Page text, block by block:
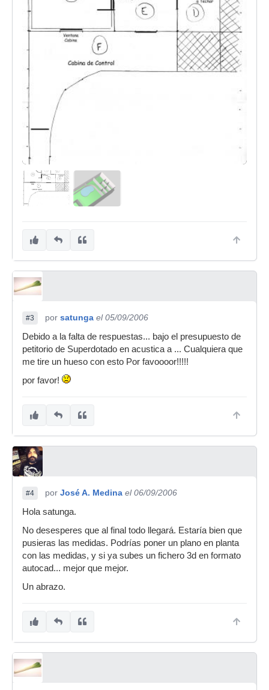
#3 por satunga el 05/09/2006
Debido a la falta de respuestas... bajo el presupuesto de
petitorio de Superdotado en acustica a ... Cualquiera que
me tire un hueso con esto Por favoooor!!!!!
por favor!
#4 por José A. Medina el 06/09/2006
Hola satunga.
No desesperes que al final todo llegará. Estaría bien que
pusieras las medidas. Podrías poner un plano en planta
con las medidas, y si ya subes un fichero 3d en formato
autocad... mejor que mejor.
Un abrazo.